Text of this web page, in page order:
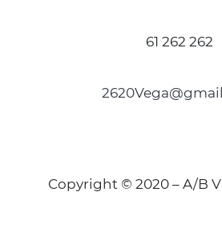
61 262 262
Copyright © 2020 – A/B